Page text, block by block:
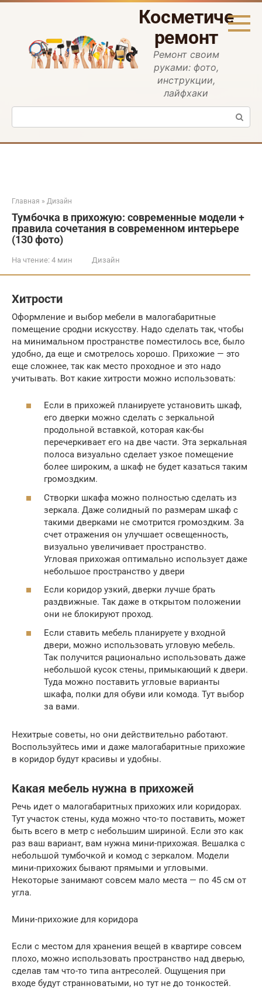
Перейти
ремонт
Ремонт своим
руками: фото,
инструкции,
лайфхаки
Поиск:
Главная » Дизайн
Тумбочка в прихожую: современные модели +
правила сочетания в современном интерьере
(130 фото)
На чтение: 4 мин Дизайн
Хитрости
Оформление и выбор мебели в малогабаритные
помещение сродни искусству. Надо сделать так, чтобы
на минимальном пространстве поместилось все, было
удобно, да еще и смотрелось хорошо. Прихожие — это
еще сложнее, так как место проходное и это надо
учитывать. Вот какие хитрости можно использовать:
Если в прихожей планируете установить шкаф,
его дверки можно сделать с зеркальной
продольной вставкой, которая как-бы
перечеркивает его на две части. Эта зеркальная
полоса визуально сделает узкое помещение
более широким, а шкаф не будет казаться таким
громоздким.
Створки шкафа можно полностью сделать из
зеркала. Даже солидный по размерам шкаф с
такими дверками не смотрится громоздким. За
счет отражения он улучшает освещенность,
визуально увеличивает пространство.
Угловая прихожая оптимально использует даже
небольшое пространство у двери
Если коридор узкий, дверки лучше брать
раздвижные. Так даже в открытом положении
они не блокируют проход.
Если ставить мебель планируете у входной
двери, можно использовать угловую мебель.
Так получится рационально использовать даже
небольшой кусок стены, примыкающий к двери.
Туда можно поставить угловые варианты
шкафа, полки для обуви или комода. Тут выбор
за вами.
Нехитрые советы, но они действительно работают.
Воспользуйтесь ими и даже малогабаритные прихожие
в коридор будут красивы и удобны.
Какая мебель нужна в прихожей
Речь идет о малогабаритных прихожих или коридорах.
Тут участок стены, куда можно что-то поставить, может
быть всего в метр с небольшим шириной. Если это как
раз ваш вариант, вам нужна мини-прихожая. Вешалка с
небольшой тумбочкой и комод с зеркалом. Модели
мини-прихожих бывают прямыми и угловыми.
Некоторые занимают совсем мало места — по 45 см от
угла.
Мини-прихожие для коридора
Если с местом для хранения вещей в квартире совсем
плохо, можно использовать пространство над дверью,
сделав там что-то типа антресолей. Ощущения при
входе будут странноватыми, но тут не до тонкостей.